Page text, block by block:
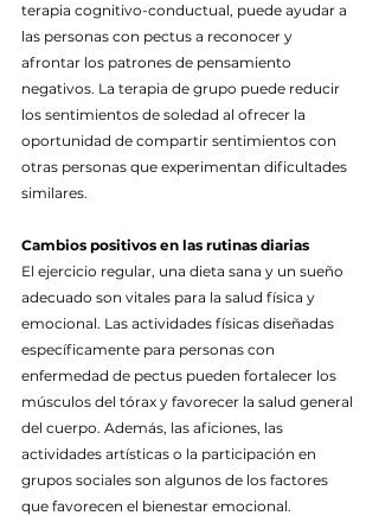
terapia cognitivo-conductual, puede ayudar a
las personas con pectus a reconocer y
afrontar los patrones de pensamiento
negativos. La terapia de grupo puede reducir
los sentimientos de soledad al ofrecer la
oportunidad de compartir sentimientos con
otras personas que experimentan dificultades
similares.
Cambios positivos en las rutinas diarias
El ejercicio regular, una dieta sana y un sueño
adecuado son vitales para la salud física y
emocional. Las actividades físicas diseñadas
específicamente para personas con
enfermedad de pectus pueden fortalecer los
músculos del tórax y favorecer la salud general
del cuerpo. Además, las aficiones, las
actividades artísticas o la participación en
grupos sociales son algunos de los factores
que favorecen el bienestar emocional.